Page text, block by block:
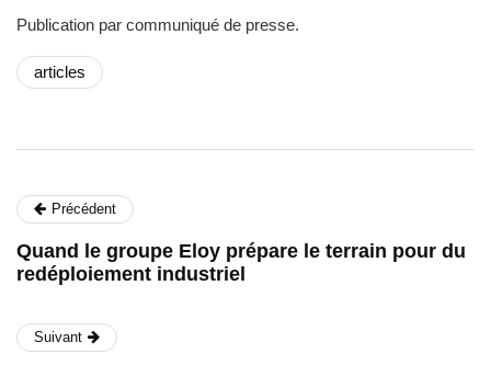
Publication par communiqué de presse.
articles
Précédent
Quand le groupe Eloy prépare le terrain pour du
redéploiement industriel
Suivant